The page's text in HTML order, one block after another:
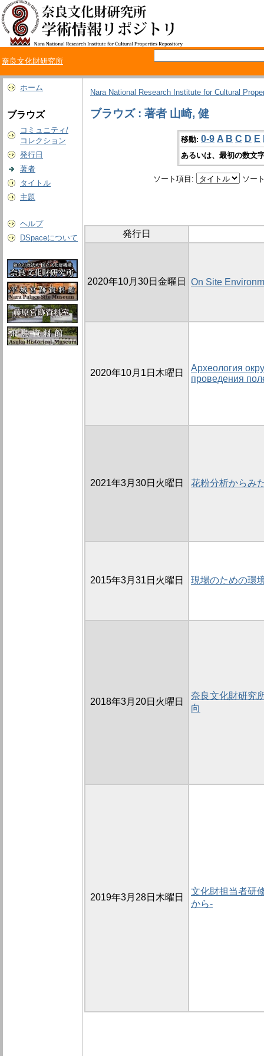
奈良文化財研究所
ホーム
ブラウズ
コミュニティ/
コレクション
発行日
著者
タイトル
主題
ヘルプ
DSpaceについて
Nara National Research Institute for Cultural
ブラウズ : 著者 山崎, 健
移動: 0-9 A B C D E
あるいは、最初の数文
ソート項目: ソー
発行日
2020年10月30日金曜日 On Site
2020年10月1日木曜日
Археология
проведения
2021年3月30日火曜日 花粉分析からみ
2015年3月31日火曜日 現場のための環
2018年3月20日火曜日
奈良文化財研究
向
2019年3月28日木曜日
文化財担当者研
から-